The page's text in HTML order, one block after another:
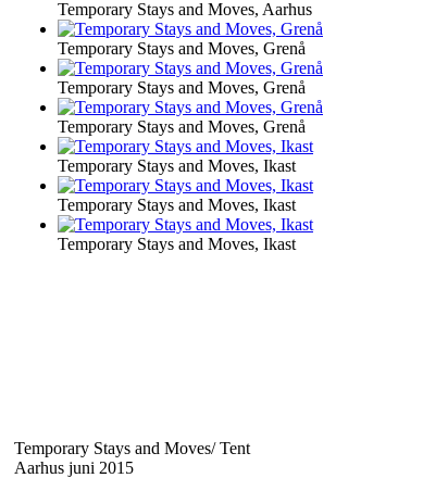
Temporary Stays and Moves, Aarhus
Temporary Stays and Moves, Grenå
Temporary Stays and Moves, Grenå
Temporary Stays and Moves, Grenå
Temporary Stays and Moves, Ikast
Temporary Stays and Moves, Ikast
Temporary Stays and Moves, Ikast
Temporary Stays and Moves/ Tent
Aarhus juni 2015